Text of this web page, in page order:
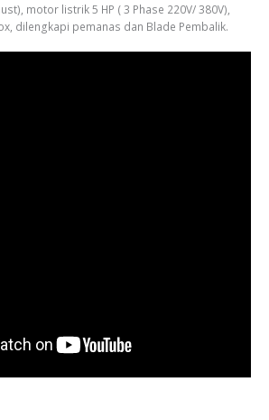
motor listrik 5 HP ( 3 Phase 220V/ 380V),
dilengkapi pemanas dan Blade Pembalik.